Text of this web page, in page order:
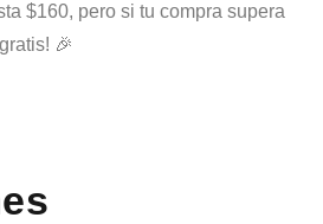
$160, pero si tu compra supera
🎉